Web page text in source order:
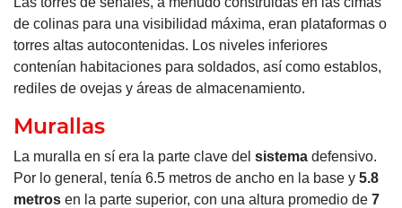
de colinas para una visibilidad máxima, eran plataformas o
torres altas autocontenidas. Los niveles inferiores
contenían habitaciones para soldados, así como establos,
rediles de ovejas y áreas de almacenamiento.
Murallas
La muralla en sí era la parte clave del sistema defensivo.
Por lo general, tenía 6.5 metros de ancho en la base y 5.8
metros en la parte superior, con una altura promedio de 7